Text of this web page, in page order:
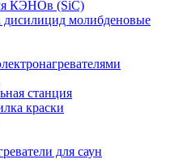
КЭНОв (SiC)
молибденовые
станция
краски
для саун